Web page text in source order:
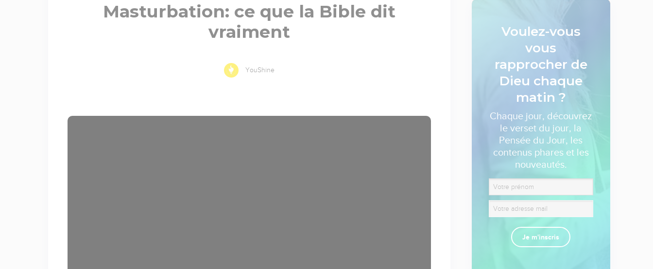
Masturbation: ce que la Bible dit
vraiment
YouShine
Voulez-vous
vous
rapprocher de
Dieu chaque
matin ?
Chaque jour, découvrez
le verset du jour, la
Pensée du Jour, les
contenus phares et les
nouveautés.
Je m'inscris